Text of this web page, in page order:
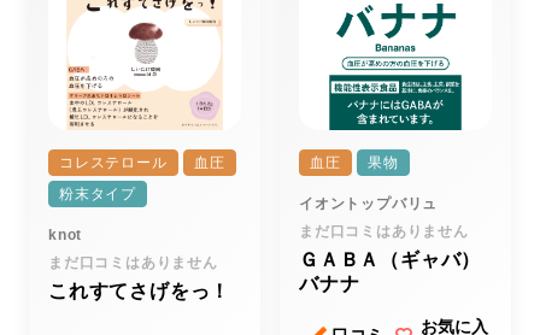
コレステロール
血圧
粉末タイプ
knot
まだ口コミはありません
これすてさげをっ！
血圧 果物
イオントップバリュ
まだ口コミはありません
ＧＡＢＡ（ギャバ）
バナナ
お気に入